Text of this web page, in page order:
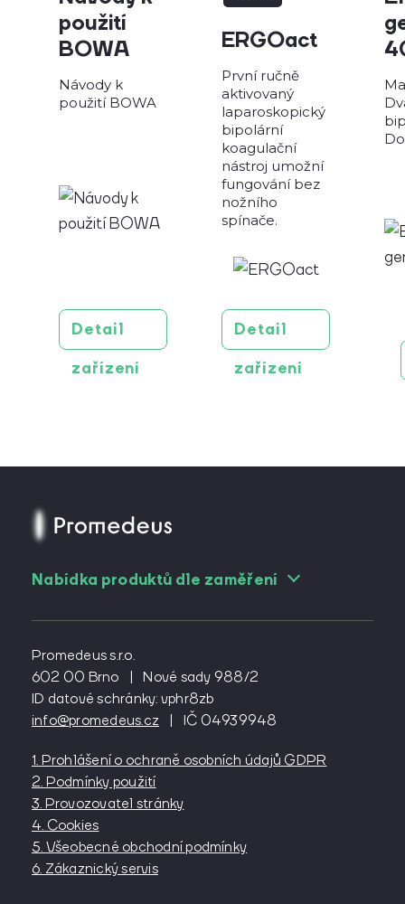
použití
BOWA
Návody k
použití BOWA
Detail
zařízení
ERGOact
První ručně
aktivovaný
laparoskopický
bipolární
koagulační
nástroj umožní
fungování bez
nožního
spínače.
Detail
zařízení
Nabídka produktů dle zaměření
Pro angiology
Pro cévní chirurgy
Pro diabetology
Pro gynekology
Pro interní lékařství
Pro kardiochirurgy
Pro kardiology
Pro lázeňství
Pro neurochirurgy
Pro oftalmology
Pro onkology
Promedeus s.r.o.
602 00 Brno
|
Nové sady 988/2
ID datové schránky: vphr8zb
info@promedeus.cz
| IČ 04939948
1. Prohlášení o ochraně osobních údajů GDPR
2. Podmínky použití
3. Provozovatel stránky
4. Cookies
5. Všeobecné obchodní podmínky
6. Zákaznický servis